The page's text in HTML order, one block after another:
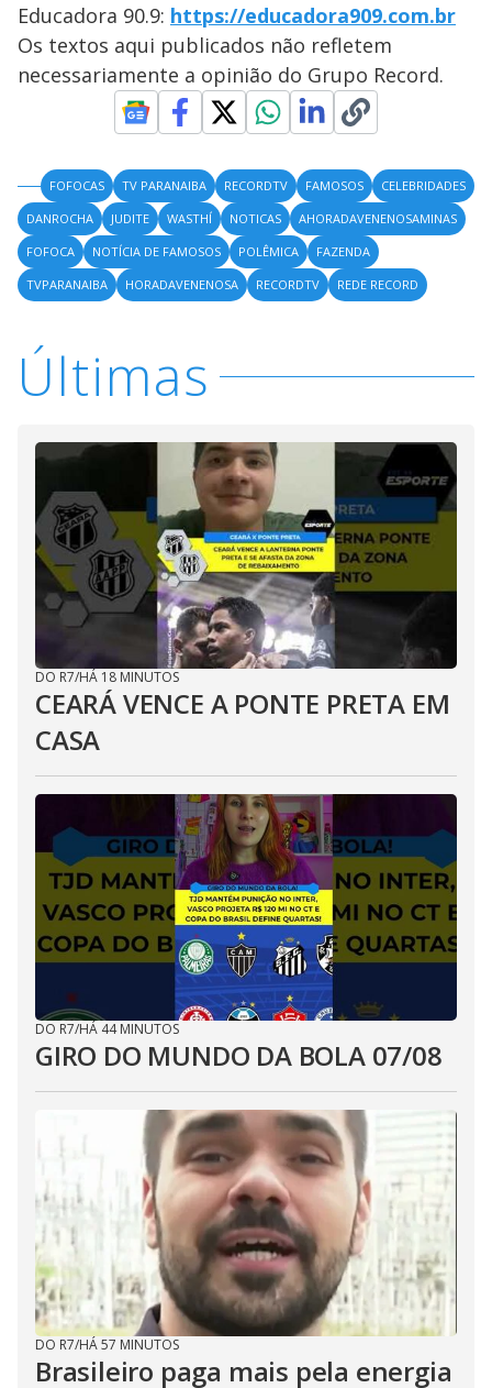
Educadora 90.9: https://educadora909.com.br
Os textos aqui publicados não refletem
necessariamente a opinião do Grupo Record.
FOFOCAS TV PARANAIBA RECORDTV FAMOSOS
CELEBRIDADES
DANROCHA
JUDITE WASTHÍ NOTICAS
AHORADAVENENOSAMINAS
FOFOCA
NOTÍCIA DE FAMOSOS POLÊMICA
FAZENDA
TVPARANAIBA
HORADAVENENOSA RECORDTV REDE RECORD
Últimas
DO R7/HÁ 18 MINUTOS
CEARÁ VENCE A PONTE PRETA EM
CASA
DO R7/HÁ 44 MINUTOS
GIRO DO MUNDO DA BOLA 07/08
DO R7/HÁ 57 MINUTOS
Brasileiro paga mais pela energia